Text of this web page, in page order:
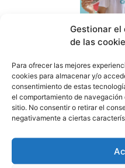
Gestionar
de las
Para ofrecer las mejores
cookies para almacenar y/o
consentimiento de estas
el comportamiento de
sitio. No consentir o retirar el
negativamente a ciertas
La tarifeña Sofía
freestyle con solo 12
por presunto maltrato
05/08/2026